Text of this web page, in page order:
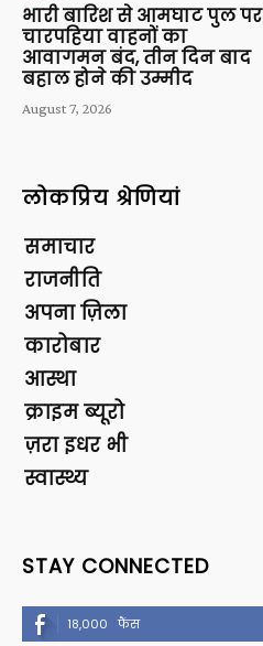
भारी बारिश से आमघाट पुल पर
चारपहिया वाहनों का
आवागमन बंद, तीन दिन बाद
बहाल होने की उम्मीद
August 7, 2026
लोकप्रिय श्रेणियां
समाचार
राजनीति
अपना ज़िला
कारोबार
आस्था
क्राइम ब्यूरो
ज़रा इधर भी
स्वास्थ्य
STAY CONNECTED
18,000 फैंस